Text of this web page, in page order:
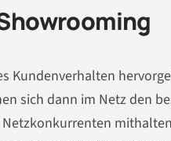
Kundenverhalten
sich dann im Netz den